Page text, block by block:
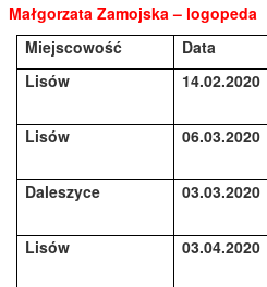
Małgorzata Zamojska – logopeda
Miejscowość
Data
Lisów
14.02.2020
Lisów
06.03.2020
Daleszyce
03.03.2020
Lisów
03.04.2020